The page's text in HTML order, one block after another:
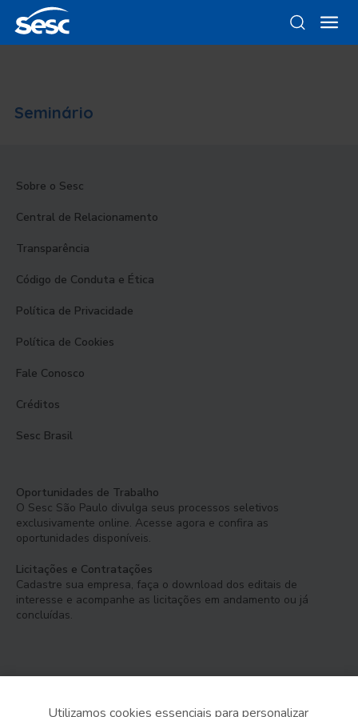
Seminário
Sobre o Sesc
Central de Relacionamento
Transparência
Código de Conduta e Ética
Política de Privacidade
Política de Cookies
Fale Conosco
Créditos
Sesc Brasil
Oportunidades de Trabalho
O Sesc São Paulo divulga seus processos seletivos
exclusivamente online. Acesse agora e confira as
oportunidades disponíveis.
Licitações e Contratações
Cadastre sua empresa, faça o download dos editais de
interesse e acompanhe as licitações em andamento ou já
concluídas.
Utilizamos cookies essenciais para personalizar